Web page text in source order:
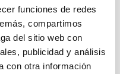
funciones de redes
compartimos
del sitio web con
publicidad y análisis
con otra información
con discapacidad:
27 €